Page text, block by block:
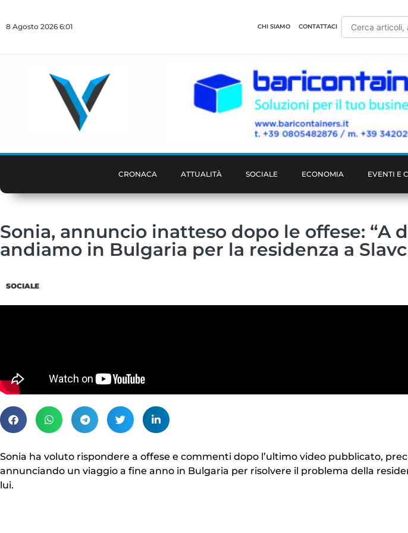
8 Agosto 2026 6:01 CHI SIAMO CONTATTACI
CRONACA ATTUALITÀ SOCIALE ECONOMIA EVENTI E
Sonia, annuncio inatteso dopo le offese: “A
andiamo in Bulgaria per la residenza a
SOCIALE
Sonia ha voluto rispondere a offese e commenti dopo l’ultimo video pubblicato,
annunciando un viaggio a fine anno in Bulgaria per risolvere il problema della
lui.